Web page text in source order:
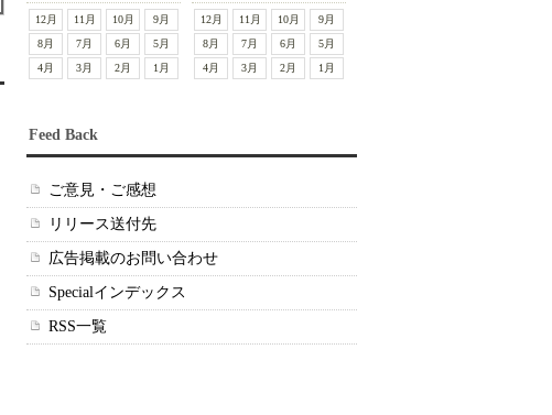
12月 11月 10月
9月
8月
7月 6月
5月
4月
3月 2月 1月
12月 11月 10月
9月
8月
7月 6月
5月
4月
3月 2月 1月
Feed Back
ご意見・ご感想
リリース送付先
広告掲載のお問い合わせ
Specialインデックス
RSS一覧